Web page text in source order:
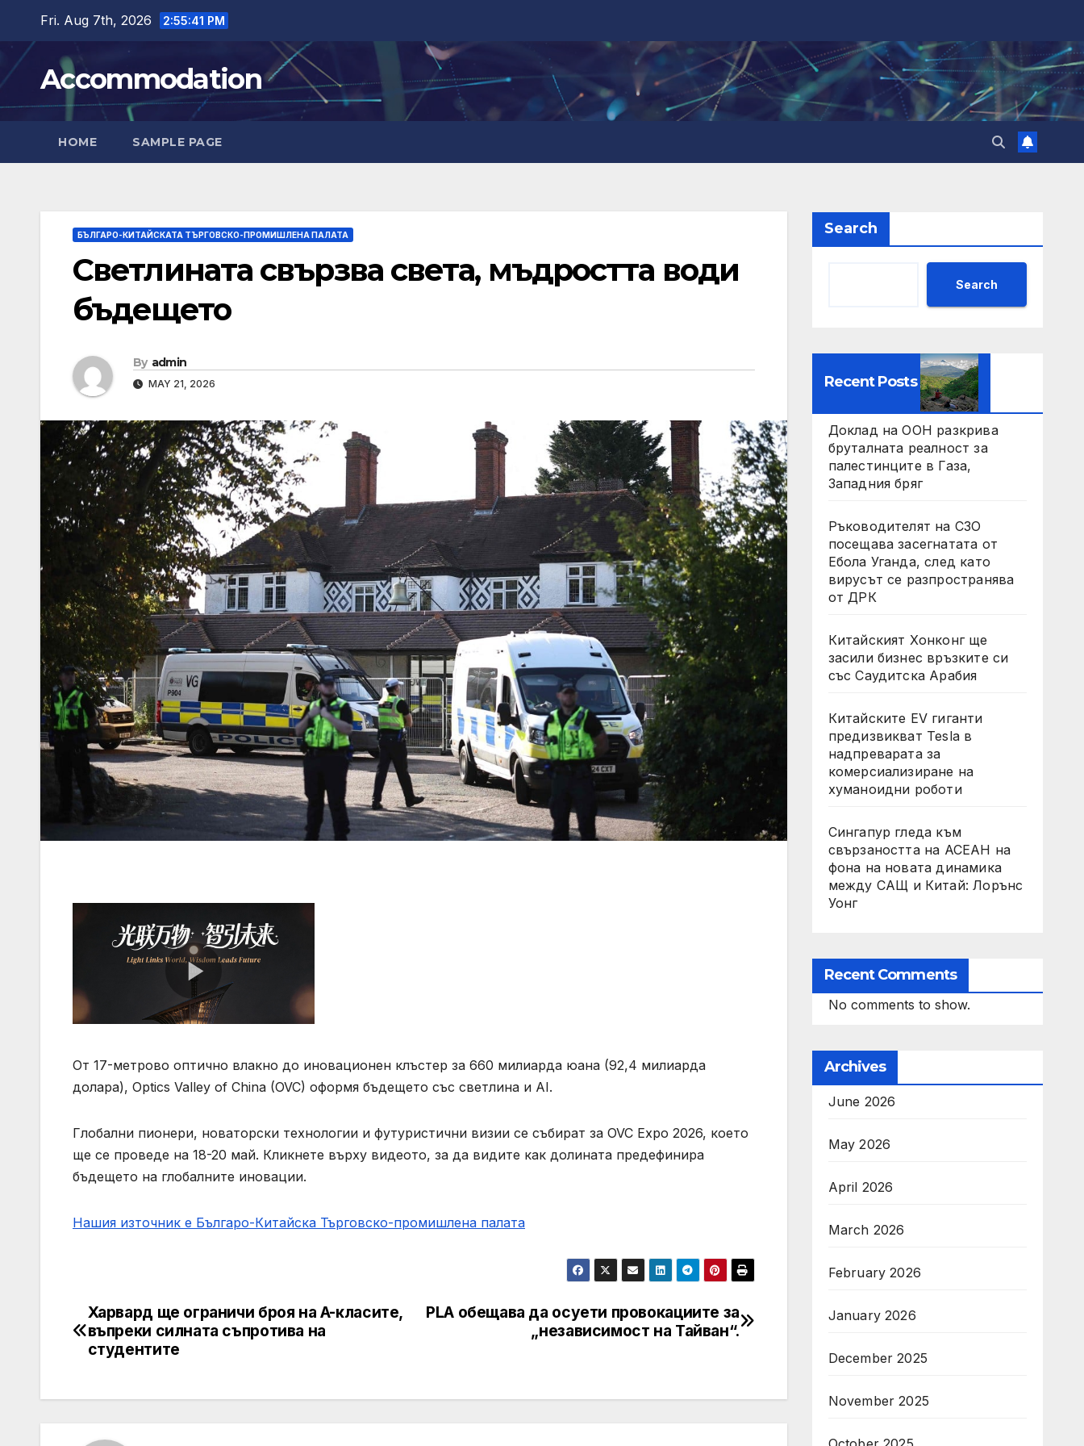
content
Fri. Aug 7th, 2026 2:55:42 PM
Accommodation
HOME SAMPLE PAGE
БЪЛГАРО-КИТАЙСКАТА ТЪРГОВСКО-ПРОМИШЛЕНА ПАЛАТА
Светлината свързва света, мъдростта води
бъдещето
By admin
MAY 21, 2026
От 17-метрово оптично влакно до иновационен клъстер за 660 милиарда юана (92,4 милиарда
долара), Optics Valley of China (OVC) оформя бъдещето със светлина и AI.
Глобални пионери, новаторски технологии и футуристични визии се събират за OVC Expo 2026, което
ще се проведе на 18-20 май. Кликнете върху видеото, за да видите как долината предефинира
бъдещето на глобалните иновации.
Нашия източник е Българо-Китайска Търговско-промишлена палaта
Post
navigation
PLA обещава да осуети провокациите за
„независимост на Тайван“.
Харвард ще ограничи броя на A-класите,
въпреки силната съпротива на
студентите
Search
Search
Recent Posts
Доклад на ООН разкрива
бруталната реалност за
палестинците в Газа,
Западния бряг
Ръководителят на СЗО
посещава засегнатата от
Ебола Уганда, след като
вирусът се разпространява
от ДРК
Китайският Хонконг ще
засили бизнес връзките си
със Саудитска Арабия
Китайските EV гиганти
предизвикват Tesla в
надпреварата за
комерсиализиране на
хуманоидни роботи
Сингапур гледа към
свързаността на АСЕАН на
фона на новата динамика
между САЩ и Китай: Лорънс
Уонг
Recent Comments
No comments to show.
Archives
June 2026
May 2026
April 2026
March 2026
February 2026
January 2026
December 2025
November 2025